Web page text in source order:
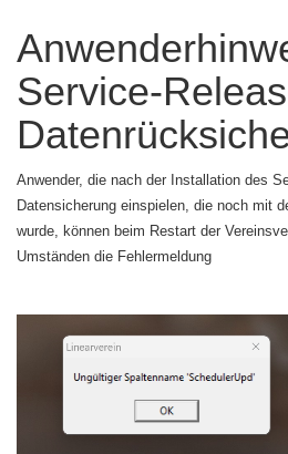
Service-
Anwender, die nach der Installation des
Datensicherung einspielen, die noch mit
wurde, können beim Restart der
Umständen die Fehlermeldung